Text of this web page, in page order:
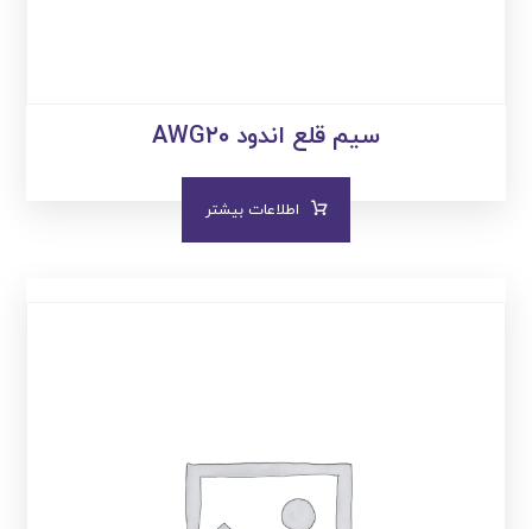
سیم قلع اندود AWG۲۰
اطلاعات بیشتر